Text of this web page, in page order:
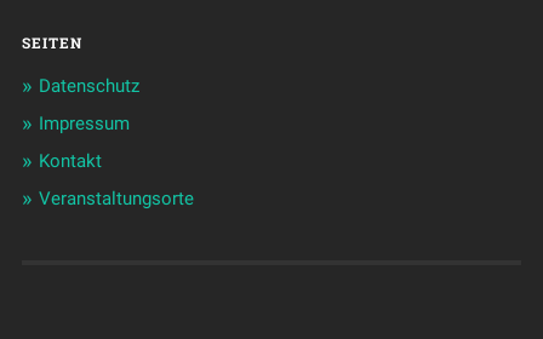
SEITEN
Datenschutz
Impressum
Kontakt
Veranstaltungsorte